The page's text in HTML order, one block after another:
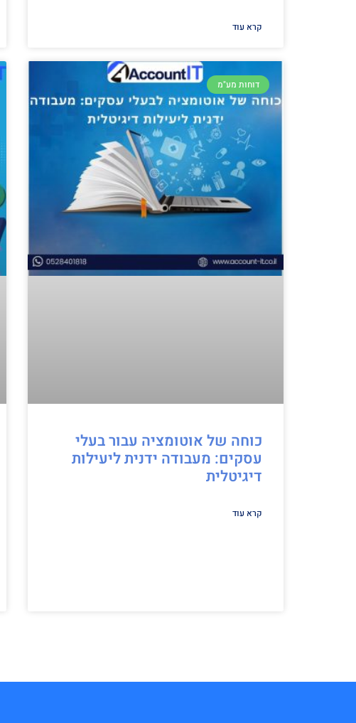
קרא עוד
דוחות מע"מ
כוחה של אוטומציה עבור בעלי
עסקים: מעבודה ידנית ליעילות
דיגיטלית
קרא עוד